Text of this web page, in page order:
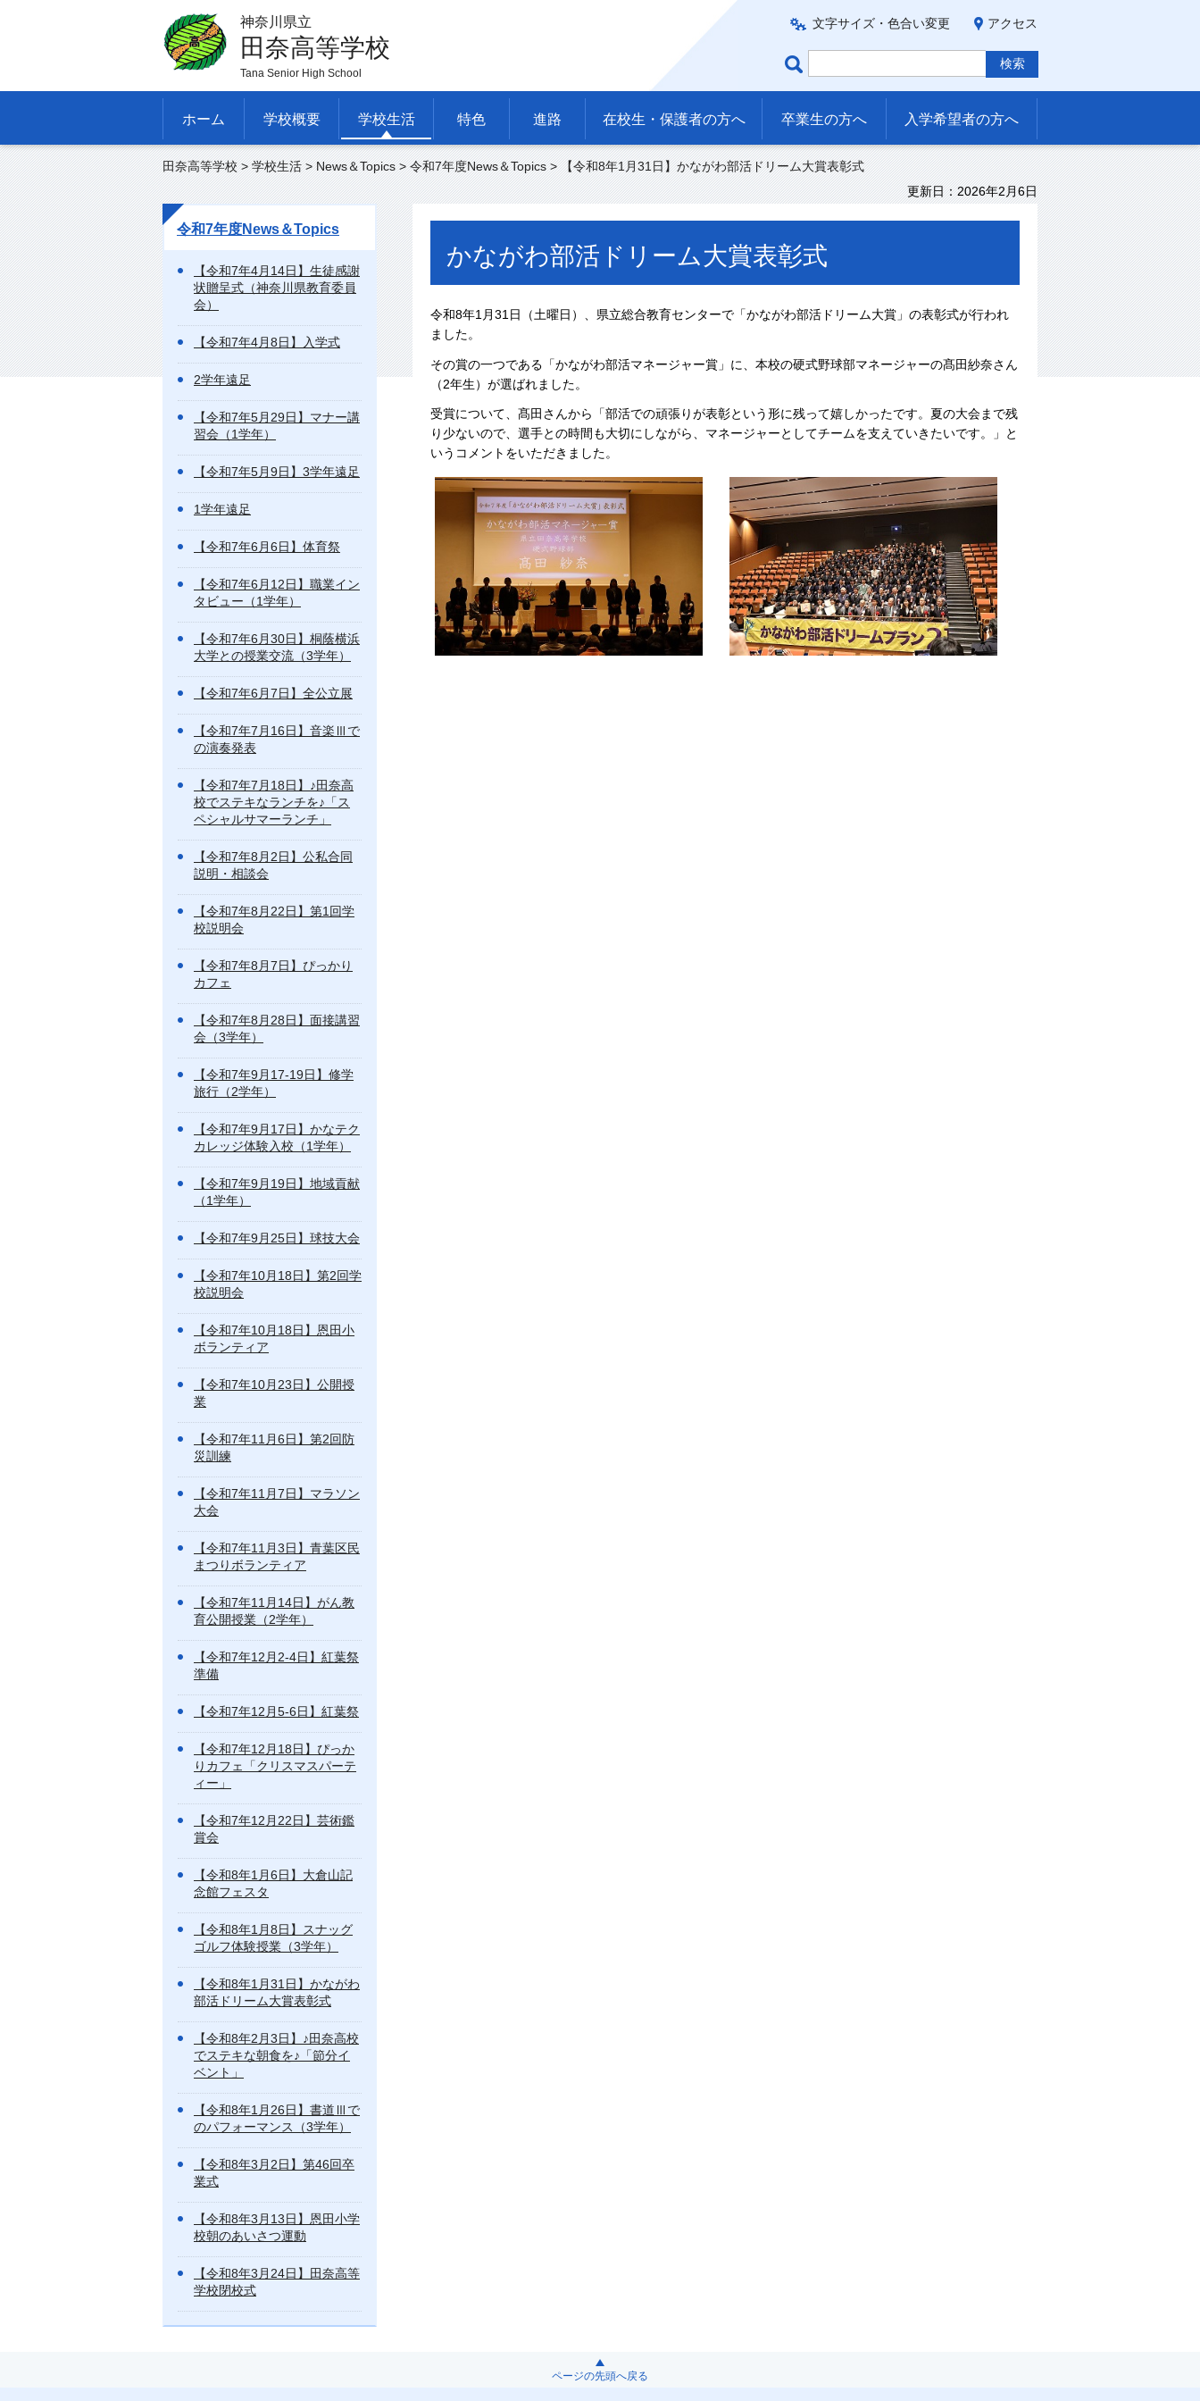
神奈川県立
田奈高等学校
Tana Senior High School
文字サイズ・色合い変更 アクセス
ホーム 学校概要 学校生活 特色 進路 在校生・保護者の方へ 卒業生の方へ 入学希望者の方へ
田奈高等学校>学校生活>News＆Topics>令和7年度News＆Topics> 【令和8年1月31日】かながわ部活ドリーム大賞表彰式
更新日：2026年2月6日
令和7年度News＆Topics
【令和7年4月14日】生徒感謝
状贈呈式（神奈川県教育委員
会）
【令和7年4月8日】入学式
2学年遠足
【令和7年5月29日】マナー講
習会（1学年）
【令和7年5月9日】3学年遠足
1学年遠足
【令和7年6月6日】体育祭
【令和7年6月12日】職業イン
タビュー（1学年）
【令和7年6月30日】桐蔭横浜
大学との授業交流（3学年）
【令和7年6月7日】全公立展
【令和7年7月16日】音楽Ⅲで
の演奏発表
【令和7年7月18日】♪田奈高
校でステキなランチを♪「ス
ペシャルサマーランチ」
【令和7年8月2日】公私合同
説明・相談会
【令和7年8月22日】第1回学
校説明会
【令和7年8月7日】ぴっかり
カフェ
【令和7年8月28日】面接講習
会（3学年）
【令和7年9月17-19日】修学
旅行（2学年）
【令和7年9月17日】かなテク
カレッジ体験入校（1学年）
【令和7年9月19日】地域貢献
（1学年）
【令和7年9月25日】球技大会
【令和7年10月18日】第2回学
校説明会
【令和7年10月18日】恩田小
ボランティア
【令和7年10月23日】公開授
業
【令和7年11月6日】第2回防
災訓練
【令和7年11月7日】マラソン
大会
【令和7年11月3日】青葉区民
まつりボランティア
【令和7年11月14日】がん教
育公開授業（2学年）
【令和7年12月2-4日】紅葉祭
準備
【令和7年12月5-6日】紅葉祭
【令和7年12月18日】ぴっか
りカフェ「クリスマスパーテ
ィー」
【令和7年12月22日】芸術鑑
賞会
【令和8年1月6日】大倉山記
念館フェスタ
【令和8年1月8日】スナッグ
ゴルフ体験授業（3学年）
【令和8年1月31日】かながわ
部活ドリーム大賞表彰式
【令和8年2月3日】♪田奈高校
でステキな朝食を♪「節分イ
ベント」
【令和8年1月26日】書道Ⅲで
のパフォーマンス（3学年）
【令和8年3月2日】第46回卒
業式
【令和8年3月13日】恩田小学
校朝のあいさつ運動
【令和8年3月24日】田奈高等
学校閉校式
かながわ部活ドリーム大賞表彰式
令和8年1月31日（土曜日）、県立総合教育センターで「かながわ部活ドリーム大賞」の表彰式が行われ
ました。
その賞の一つである「かながわ部活マネージャー賞」に、本校の硬式野球部マネージャーの髙田紗奈さん
（2年生）が選ばれました。
受賞について、髙田さんから「部活での頑張りが表彰という形に残って嬉しかったです。夏の大会まで残
り少ないので、選手との時間も大切にしながら、マネージャーとしてチームを支えていきたいです。」と
いうコメントをいただきました。
ページの先頭へ戻る